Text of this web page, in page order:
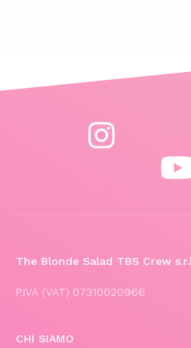
The Blonde Salad TBS Crew
P.IVA (VAT) 07310020966
CHI SIAMO